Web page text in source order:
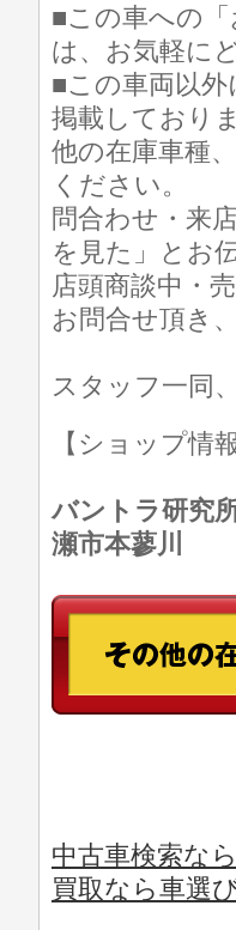
■この車への
は、お気軽に
■この車両以
掲載しており
他の在庫車種
ください。
問合わせ・来
を見た」とお
店頭商談中・
お問合せ頂き
スタッフ一同
【ショップ情
バントラ研究
瀬市本蓼川
中古車検索な
買取なら車選